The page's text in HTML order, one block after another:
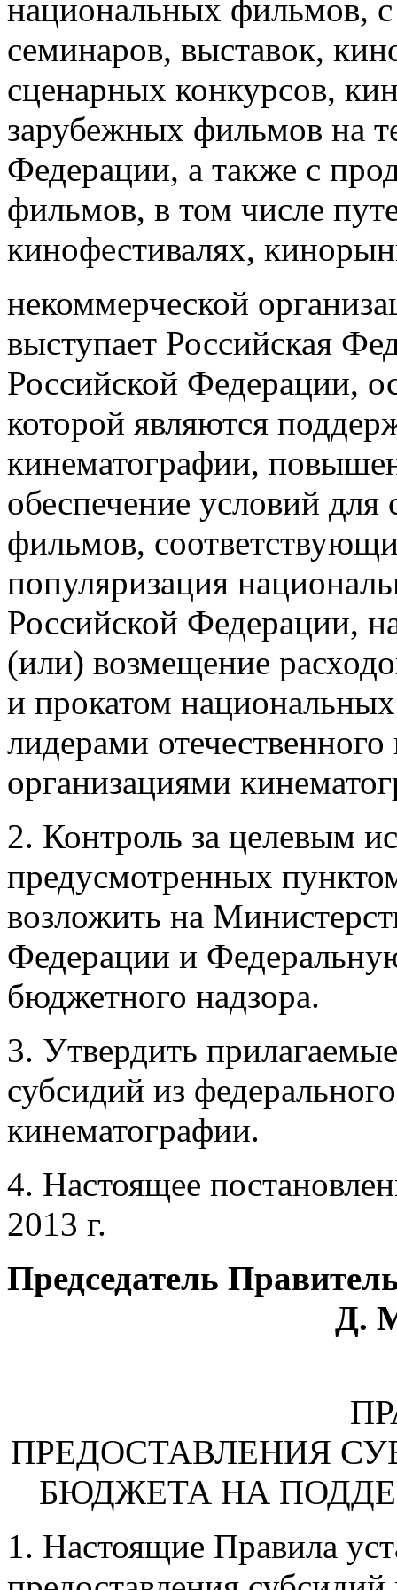
национальных фильмов,
семинаров, выставок,
сценарных конкурсов,
зарубежных фильмов на
Федерации, а также с
фильмов, в том числе
кинофестивалях,
некоммерческой
выступает Российская
Российской Федерации,
которой являются
кинематографии,
обеспечение условий для
фильмов,
популяризация
Российской Федерации,
(или) возмещение
и прокатом
лидерами
организациями
2. Контроль за целевым
предусмотренных
возложить на
Федерации и
бюджетного надзора.
3. Утвердить
субсидий из
кинематографии.
4. Настоящее
2013 г.
Председатель
Д.
ПРЕДОСТАВЛЕНИЯ
БЮДЖЕТА НА
1. Настоящие Правила